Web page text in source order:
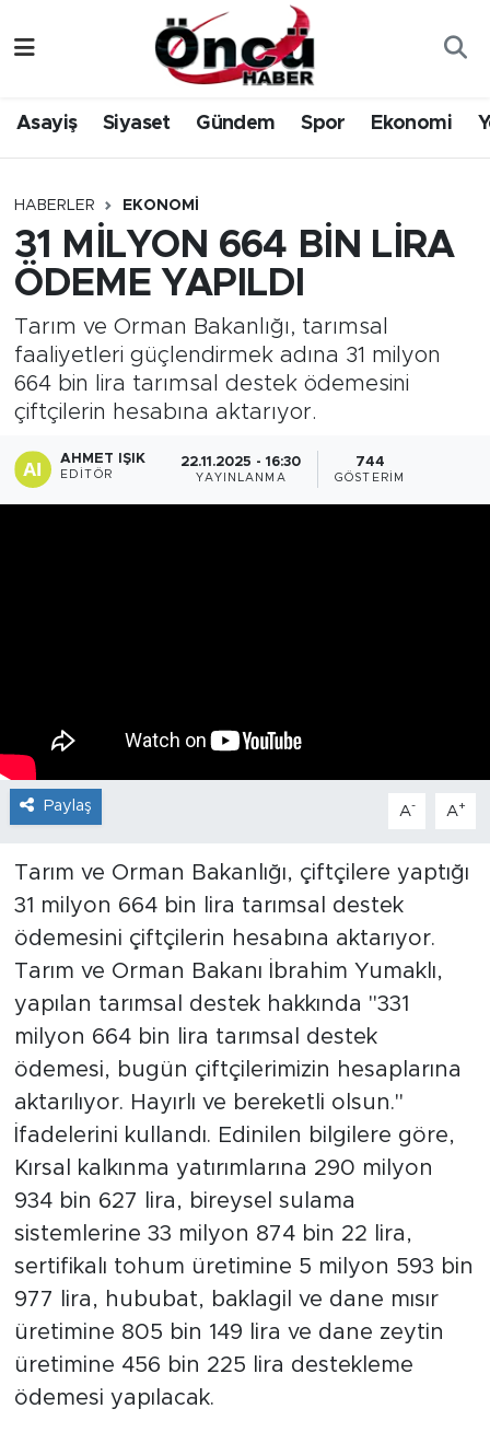
Asayiş Siyaset Gündem Spor Ekonomi
HABERLER EKONOMI
31 MİLYON 664 BİN LİRA
ÖDEME YAPILDI
Tarım ve Orman Bakanlığı, tarımsal
faaliyetleri güçlendirmek adına 31 milyon
664 bin lira tarımsal destek ödemesini
çiftçilerin hesabına aktarıyor.
AHMET IŞIK
EDITÖR
22.11.2025 - 16:30
YAYINLANMA
744
GÖSTERIM
Paylaş A- A+
Tarım ve Orman Bakanlığı, çiftçilere yaptığı
31 milyon 664 bin lira tarımsal destek
ödemesini çiftçilerin hesabına aktarıyor.
Tarım ve Orman Bakanı İbrahim Yumaklı,
yapılan tarımsal destek hakkında "331
milyon 664 bin lira tarımsal destek
ödemesi, bugün çiftçilerimizin hesaplarına
aktarılıyor. Hayırlı ve bereketli olsun."
İfadelerini kullandı. Edinilen bilgilere göre,
Kırsal kalkınma yatırımlarına 290 milyon
934 bin 627 lira, bireysel sulama
sistemlerine 33 milyon 874 bin 22 lira,
sertifikalı tohum üretimine 5 milyon 593 bin
977 lira, hububat, baklagil ve dane mısır
üretimine 805 bin 149 lira ve dane zeytin
üretimine 456 bin 225 lira destekleme
ödemesi yapılacak.
Gündem
Sağlık & Çevre
Spor
Yerel Haber
Öncü Radyo Dinle
Öncü TV İzle
Düzce Nöbetçi Eczaneler
Düzce Hava Durumu
Düzce Namaz Vakitleri
Düzce Trafik Yoğunluk Haritası
Tüm Manşetler
Son Dakika Haberleri
Haber Arşivi